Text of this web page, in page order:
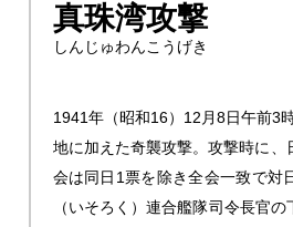
真珠湾攻撃
しんじゅわんこうげき
1941年（昭和16）12月8日午前3
地に加えた奇襲攻撃。攻撃時に
会は同日1票を除き全会一致で対
（いそろく）連合艦隊司令長官